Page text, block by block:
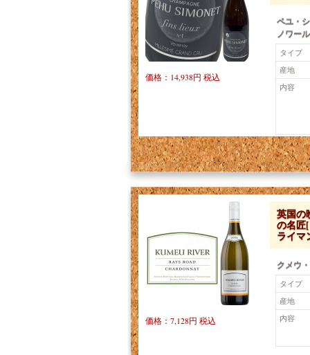
ペユ・
ノワー
タイプ
産地
内容
価格：14,938円 税込
英国の
の名匠
ライ
クメウ
タイプ
産地
内容
価格：7,128円 税込